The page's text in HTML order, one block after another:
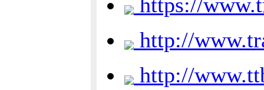
http://
http://